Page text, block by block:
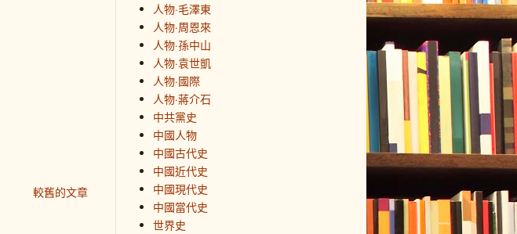
較舊的文章
人物·毛澤東
人物·周恩來
人物·孫中山
人物·袁世凱
人物·國際
人物·蔣介石
中共黨史
中國人物
中國古代史
中國近代史
中國現代史
中國當代史
世界史